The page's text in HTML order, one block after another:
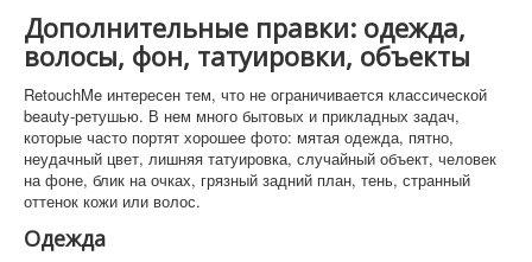
Дополнительные правки: одежда,
волосы, фон, татуировки, объекты
RetouchMe интересен тем, что не ограничивается классической
beauty-ретушью. В нем много бытовых и прикладных задач,
которые часто портят хорошее фото: мятая одежда, пятно,
неудачный цвет, лишняя татуировка, случайный объект, человек
на фоне, блик на очках, грязный задний план, тень, странный
оттенок кожи или волос.
Одежда